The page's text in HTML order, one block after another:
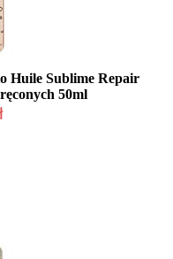
Huile Sublime Repair
50ml